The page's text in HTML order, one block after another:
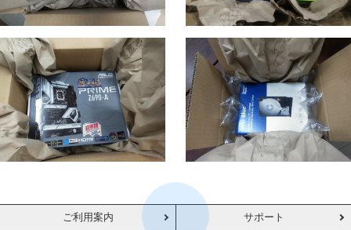
ご利用案内 サポート